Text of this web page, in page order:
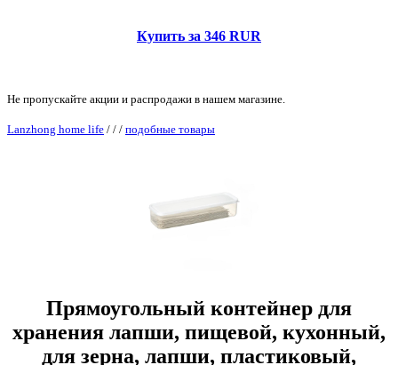
Купить за 346 RUR
Не пропускайте акции и распродажи в нашем магазине.
Lanzhong home life / / / подобные товары
Прямоугольный контейнер для
хранения лапши, пищевой, кухонный,
для зерна, лапши, пластиковый,